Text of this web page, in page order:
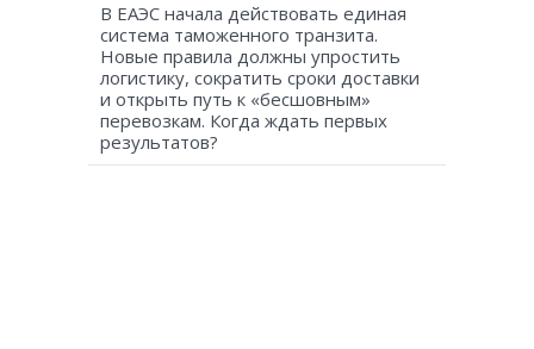
В ЕАЭС начала действовать единая
система таможенного транзита.
Новые правила должны упростить
логистику, сократить сроки доставки
и открыть путь к «бесшовным»
перевозкам. Когда ждать первых
результатов?